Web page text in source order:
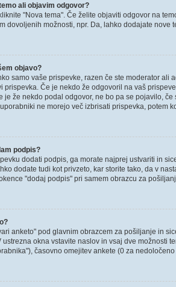
ali objavim odgovor?
"Nova tema". Če želite objaviti odgovor na
dovoljenih možnosti, npr. Da, lahko dodajate nove
objavo?
samo vaše prispevke, razen če ste moderator
prispevka. Če je nekdo že odgovoril na vaš
je že nekdo podal odgovor, ne bo pa se pojavilo,
ne morejo več izbrisati prispevka, potem
podpis?
dodati podpis, ga morate najprej ustvariti in
dodate tudi kot privzeto, kar storite tako, da v
"dodaj podpis" pri samem obrazcu za
anketo" pod glavnim obrazcem za pošiljanje in
ustrezna okna vstavite naslov in vsaj dve možnosti
časovno omejitev ankete (0 za